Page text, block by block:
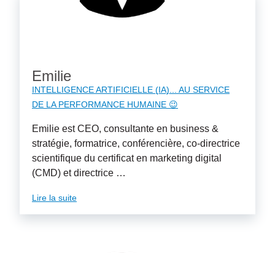
Emilie
INTELLIGENCE ARTIFICIELLE (IA)... AU SERVICE
DE LA PERFORMANCE HUMAINE 😉
Emilie est CEO, consultante en business &
stratégie, formatrice, conférencière, co-directrice
scientifique du certificat en marketing digital
(CMD) et directrice …
Lire la suite